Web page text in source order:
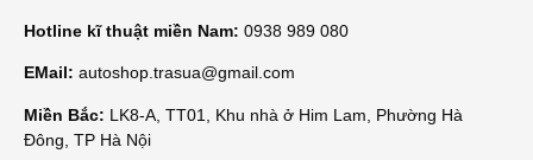
Hotline kĩ thuật miền Nam: 0938 989 080
EMail: autoshop.trasua@gmail.com
Miền Bắc: LK8-A, TT01, Khu nhà ở Him Lam, Phường Hà
Đông, TP Hà Nội